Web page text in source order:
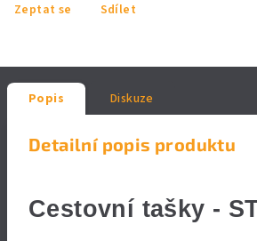
Zeptat se Sdílet
Popis Diskuze
Detailní popis produktu
Cestovní tašky -